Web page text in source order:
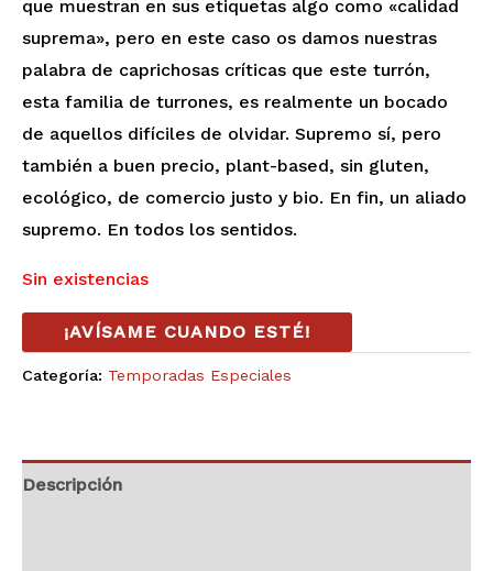
que muestran en sus etiquetas algo como «calidad
suprema», pero en este caso os damos nuestras
palabra de caprichosas críticas que este turrón,
esta familia de turrones, es realmente un bocado
de aquellos difíciles de olvidar. Supremo sí, pero
también a buen precio, plant-based, sin gluten,
ecológico, de comercio justo y bio. En fin, un aliado
supremo. En todos los sentidos.
Sin existencias
¡AVÍSAME CUANDO ESTÉ!
Categoría: Temporadas Especiales
Descripción